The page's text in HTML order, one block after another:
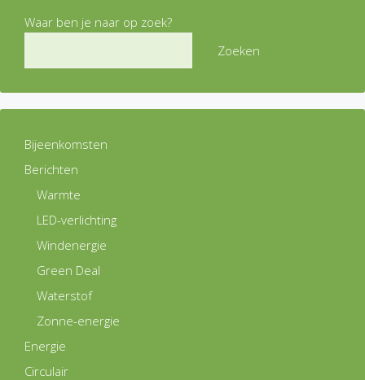
Waar ben je naar op zoek?
Zoeken
Bijeenkomsten
Berichten
Warmte
LED-verlichting
Windenergie
Green Deal
Waterstof
Zonne-energie
Energie
Circulair